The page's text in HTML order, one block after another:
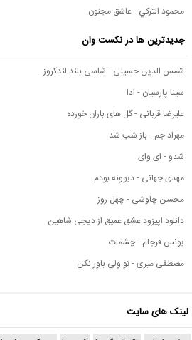
محمود التركي - عاشق مجنون
جدیدترین ها در نکست وان
شمس الدین حسینی - شاسی بلند لندکروز
سینا پارسیان - ادا
علیرضا قربانی - گل های باران خورده
مهراد جم - باز شب شد
شدو - ای وای
مهدی جهانی - دیوونه بودم
محسن چاوشی - چهل روز
دانلود اپیزود عشق عمیق از دیجی شاهین
یونس فرجام - چشمات
مصطفی میری - تو ولی باور نکن
لینک های سایت